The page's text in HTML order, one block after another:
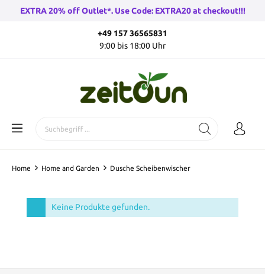
EXTRA 20% off Outlet*. Use Code: EXTRA20 at checkout!!!
+49 157 36565831
9:00 bis 18:00 Uhr
Home Home and Garden Dusche Scheibenwischer
Keine Produkte gefunden.